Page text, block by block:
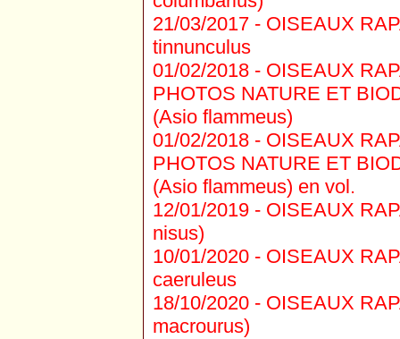
21/03/2017 - OISEAUX
tinnunculus
01/02/2018 - OISEAUX
PHOTOS NATURE ET
(Asio flammeus)
01/02/2018 - OISEAUX
PHOTOS NATURE ET
(Asio flammeus) en vol.
12/01/2019 - OISEAUX
nisus)
10/01/2020 - OISEAUX
caeruleus
18/10/2020 - OISEAUX
macrourus)